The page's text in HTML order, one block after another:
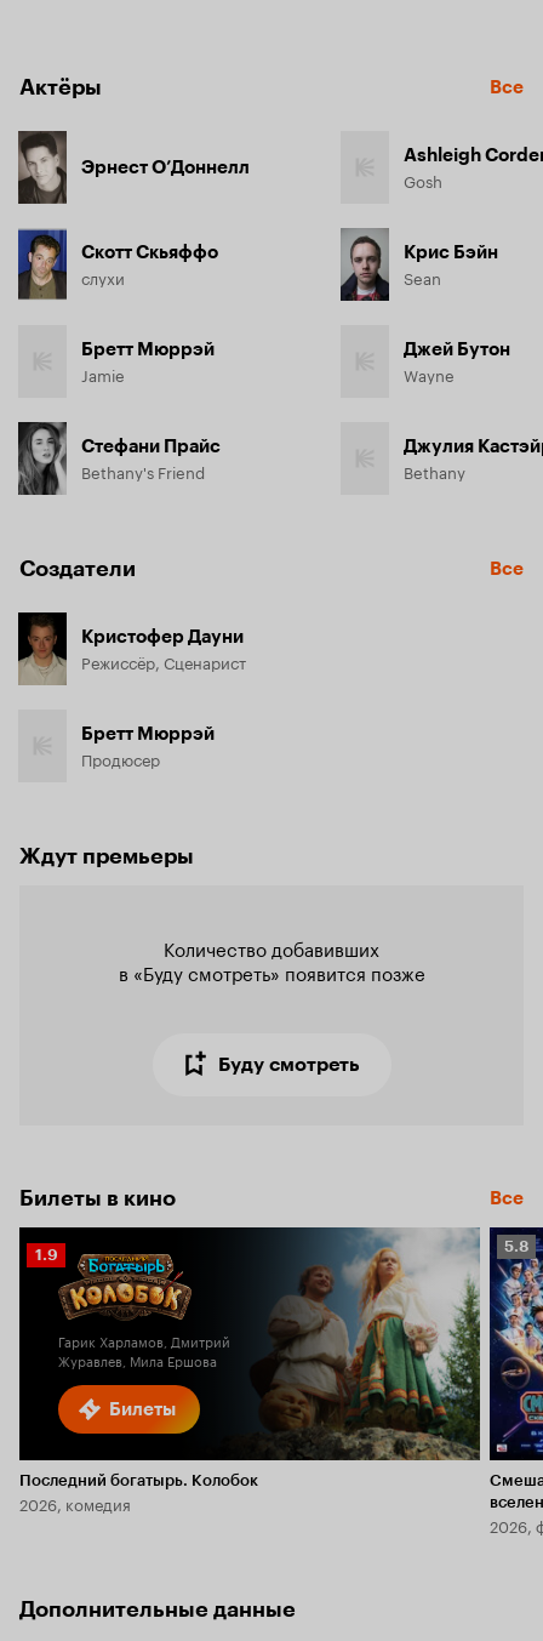
Актёры Все
Эрнест О’Доннелл
Скотт Скьяффо
слухи
Бретт Мюррэй
Jamie
Стефани Прайс
Bethany's Friend
Ashleigh
Gosh
Крис Бэйн
Sean
Джей Бутон
Wayne
Джулия
Bethany
Создатели Все
Кристофер Дауни
Режиссёр, Сценарист
Бретт Мюррэй
Продюсер
Ждут премьеры
Количество добавивших
в «Буду смотреть» появится позже
Буду смотреть
Билеты в кино Все
Билеты
Рейтинг
Кинопоиска
1.9
Гарик Харламов, Дмитрий
Журавлев, Мила Ершова
Последний богатырь. Колобок
2026, комедия
5.8
5.8
2026,
Дополнительные данные